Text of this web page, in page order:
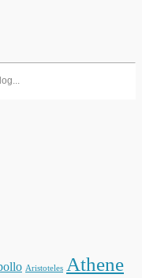
Aristoteles Athene